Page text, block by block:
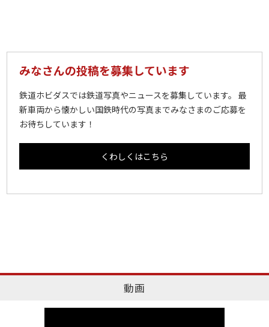
みなさんの投稿を募集しています
鉄道ホビダスでは鉄道写真やニュースを募集しています。 最
新車両から懐かしい国鉄時代の写真までみなさまのご応募を
お待ちしています！
くわしくはこちら
動画